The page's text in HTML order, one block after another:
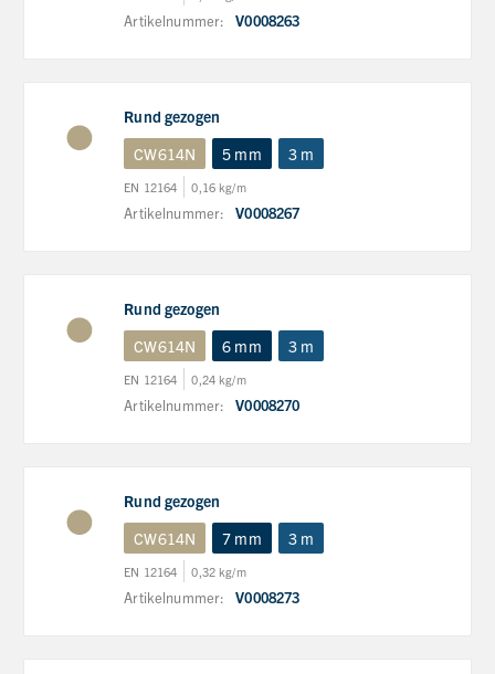
Artikelnummer: V0008263
Rund gezogen
CW614N
5 mm 3 m
EN 12164 0,16 kg/m
Artikelnummer: V0008267
Rund gezogen
CW614N
6 mm 3 m
EN 12164 0,24 kg/m
Artikelnummer: V0008270
Rund gezogen
CW614N
7 mm 3 m
EN 12164 0,32 kg/m
Artikelnummer: V0008273